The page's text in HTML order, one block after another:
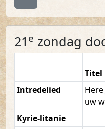
21 e zondag
Titel
Intredelied
Here
uw
Kyrie-litanie